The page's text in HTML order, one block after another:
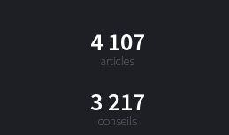
4 107
articles
3 217
conseils